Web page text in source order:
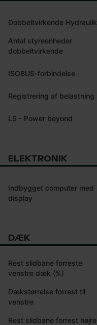
Dobbeltvirkende Hydraulik
Antal styreenheder
dobbeltvirkende
ISOBUS-forbindelse
Registrering af belastning
LS - Power beyond
ELEKTRONIK
Indbygget computer med
display
DÆK
Rest slidbane forreste
venstre dæk (%)
Dækstørrelse forrest til
venstre
Rest slidbane forrest højre